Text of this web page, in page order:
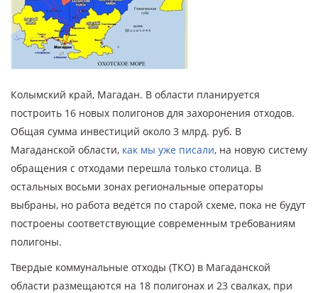
Колымский край, Магадан. В области планируется
построить 16 новых полигонов для захоронения отходов.
Общая сумма инвестиций около 3 млрд. руб. В
Магаданской области, как мы уже писали, на новую систему
обращения с отходами перешла только столица. В
остальных восьми зонах региональные операторы
выбраны, но работа ведётся по старой схеме, пока не будут
построены соответствующие современным требованиям
полигоны.
Твердые коммунальные отходы (ТКО) в Магаданской
области размещаются на 18 полигонах и 23 свалках, при